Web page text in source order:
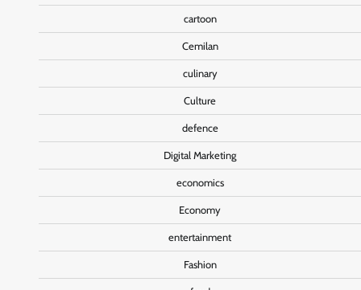
cartoon
Cemilan
culinary
Culture
defence
Digital Marketing
economics
Economy
entertainment
Fashion